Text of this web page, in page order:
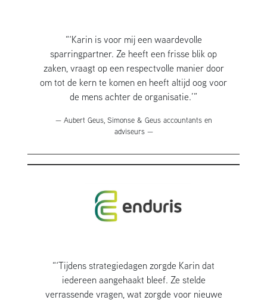
“‘Karin is voor mij een waardevolle
sparringpartner. Ze heeft een frisse blik op
zaken, vraagt op een respectvolle manier door
om tot de kern te komen en heeft altijd oog voor
de mens achter de organisatie.’”
— Aubert Geus, Simonse & Geus accountants en
adviseurs —
“‘Tijdens strategiedagen zorgde Karin dat
iedereen aangehaakt bleef. Ze stelde
verrassende vragen, wat zorgde voor nieuwe